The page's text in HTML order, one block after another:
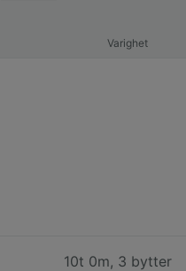
Varighet
10t 0m, 3 bytter